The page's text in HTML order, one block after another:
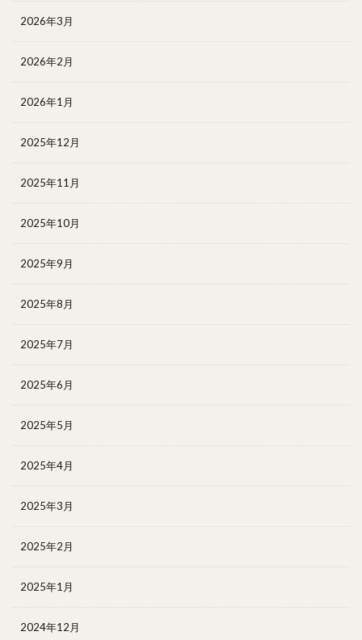
2026年3月
2026年2月
2026年1月
2025年12月
2025年11月
2025年10月
2025年9月
2025年8月
2025年7月
2025年6月
2025年5月
2025年4月
2025年3月
2025年2月
2025年1月
2024年12月